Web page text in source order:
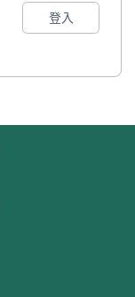
登入